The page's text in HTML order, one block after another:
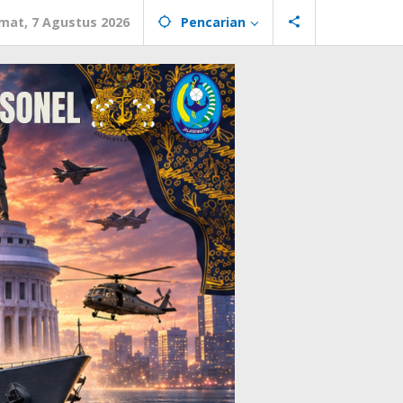
7 Agustus 2026 Pencarian